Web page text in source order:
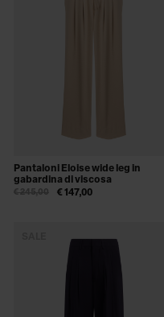
Pantaloni Eloise wide leg in
gabardina di viscosa
€ 147,00
€ 245,00